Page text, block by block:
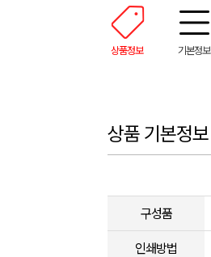
상품정보 기본정보
상품 기본정보
구성품
인쇄방법